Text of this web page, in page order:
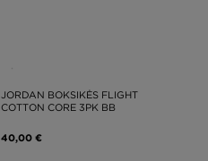
JORDAN BOKSIKĖS FLIGHT
COTTON CORE 3PK BB
40,00 €